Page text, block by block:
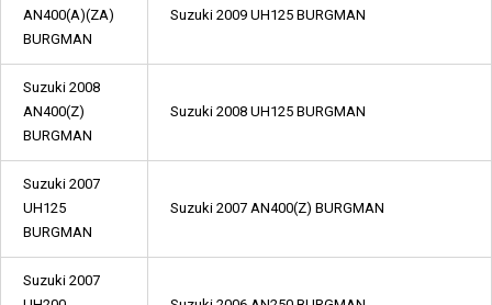
AN400(A)(ZA)
BURGMAN
Suzuki 2009 UH125 BURGMAN
Suzuki 2008
AN400(Z)
BURGMAN
Suzuki 2008 UH125 BURGMAN
Suzuki 2007
UH125
BURGMAN
Suzuki 2007 AN400(Z) BURGMAN
Suzuki 2007